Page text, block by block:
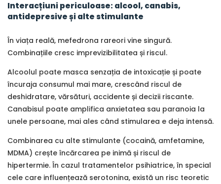
Interacțiuni periculoase: alcool, canabis,
antidepresive și alte stimulante
În viața reală, mefedrona rareori vine singură.
Combinațiile cresc imprevizibilitatea și riscul.
Alcoolul poate masca senzația de intoxicație și poate
încuraja consumul mai mare, crescând riscul de
deshidratare, vărsături, accidente și decizii riscante.
Canabisul poate amplifica anxietatea sau paranoia la
unele persoane, mai ales când stimularea e deja intensă.
Combinarea cu alte stimulante (cocaină, amfetamine,
MDMA) crește încărcarea pe inimă și riscul de
hipertermie. În cazul tratamentelor psihiatrice, în special
cele care influențează serotonina, există un risc teoretic